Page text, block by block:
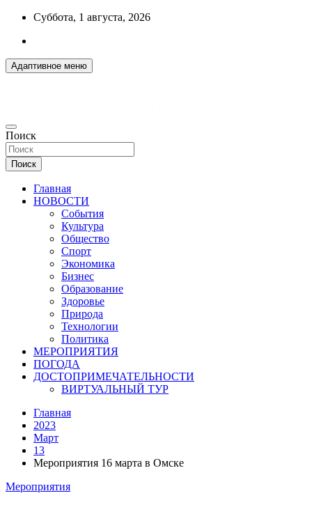
Перейти
содержимому
Суббота, 1 августа, 2026
Адаптивное меню
R55.RU
ДОБРЫЕ ВЕСТИ ИЗ ОМСКА
Поиск
Поиск
Главная
НОВОСТИ
События
Культура
Общество
Спорт
Экономика
Бизнес
Образование
Здоровье
Природа
Технологии
Политика
МЕРОПРИЯТИЯ
ПОГОДА
ДОСТОПРИМЕЧАТЕЛЬНОСТИ
ВИРТУАЛЬНЫЙ ТУР
Главная
2023
Март
13
Мероприятия 16 марта в Омске
Мероприятия